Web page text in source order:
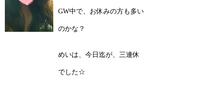
GW中で、お休みの方も多い
のかな？
めいは、今日迄が、三連休
でした☆